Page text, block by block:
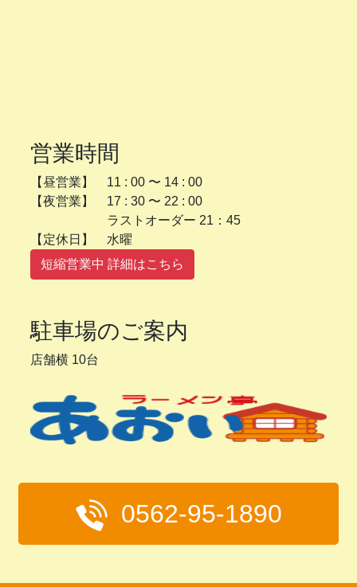
営業時間
【昼営業】 11 : 00 〜 14 : 00
【夜営業】 17 : 30 〜 22 : 00
ラストオーダー 21：45
【定休日】 水曜
短縮営業中 詳細はこちら
駐車場のご案内
店舗横 10台
0562-95-1890